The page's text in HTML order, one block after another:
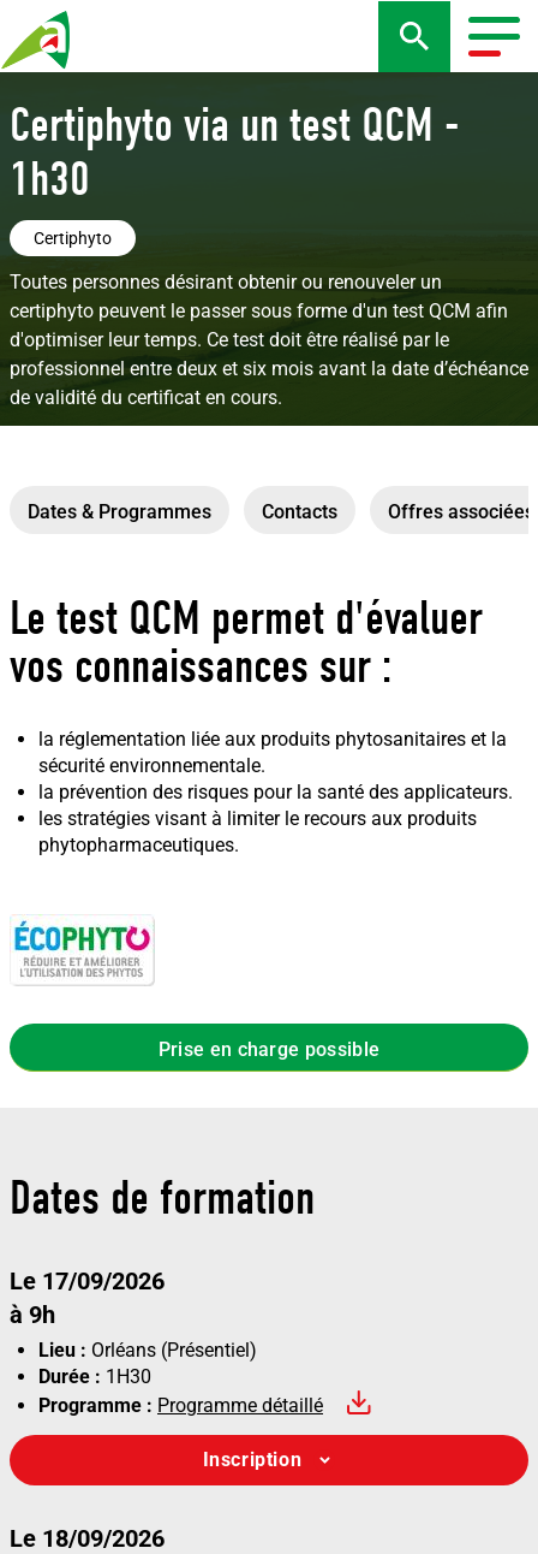
au
contenu
Certiphyto via un test QCM -
1h30
Certiphyto
Toutes personnes désirant obtenir ou renouveler un
certiphyto peuvent le passer sous forme d'un test QCM afin
d'optimiser leur temps. Ce test doit être réalisé par le
professionnel entre deux et six mois avant la date d’échéance
de validité du certificat en cours.
Dates & Programmes Contacts Offres associées
Le test QCM permet d'évaluer
vos connaissances sur :
la réglementation liée aux produits phytosanitaires et la
sécurité environnementale.
la prévention des risques pour la santé des applicateurs.
les stratégies visant à limiter le recours aux produits
phytopharmaceutiques.
Prise en charge possible
Dates de formation
Le 17/09/2026
à 9h
Lieu : Orléans (Présentiel)
Durée : 1H30
Programme : Programme détaillé
Inscription
Le 18/09/2026